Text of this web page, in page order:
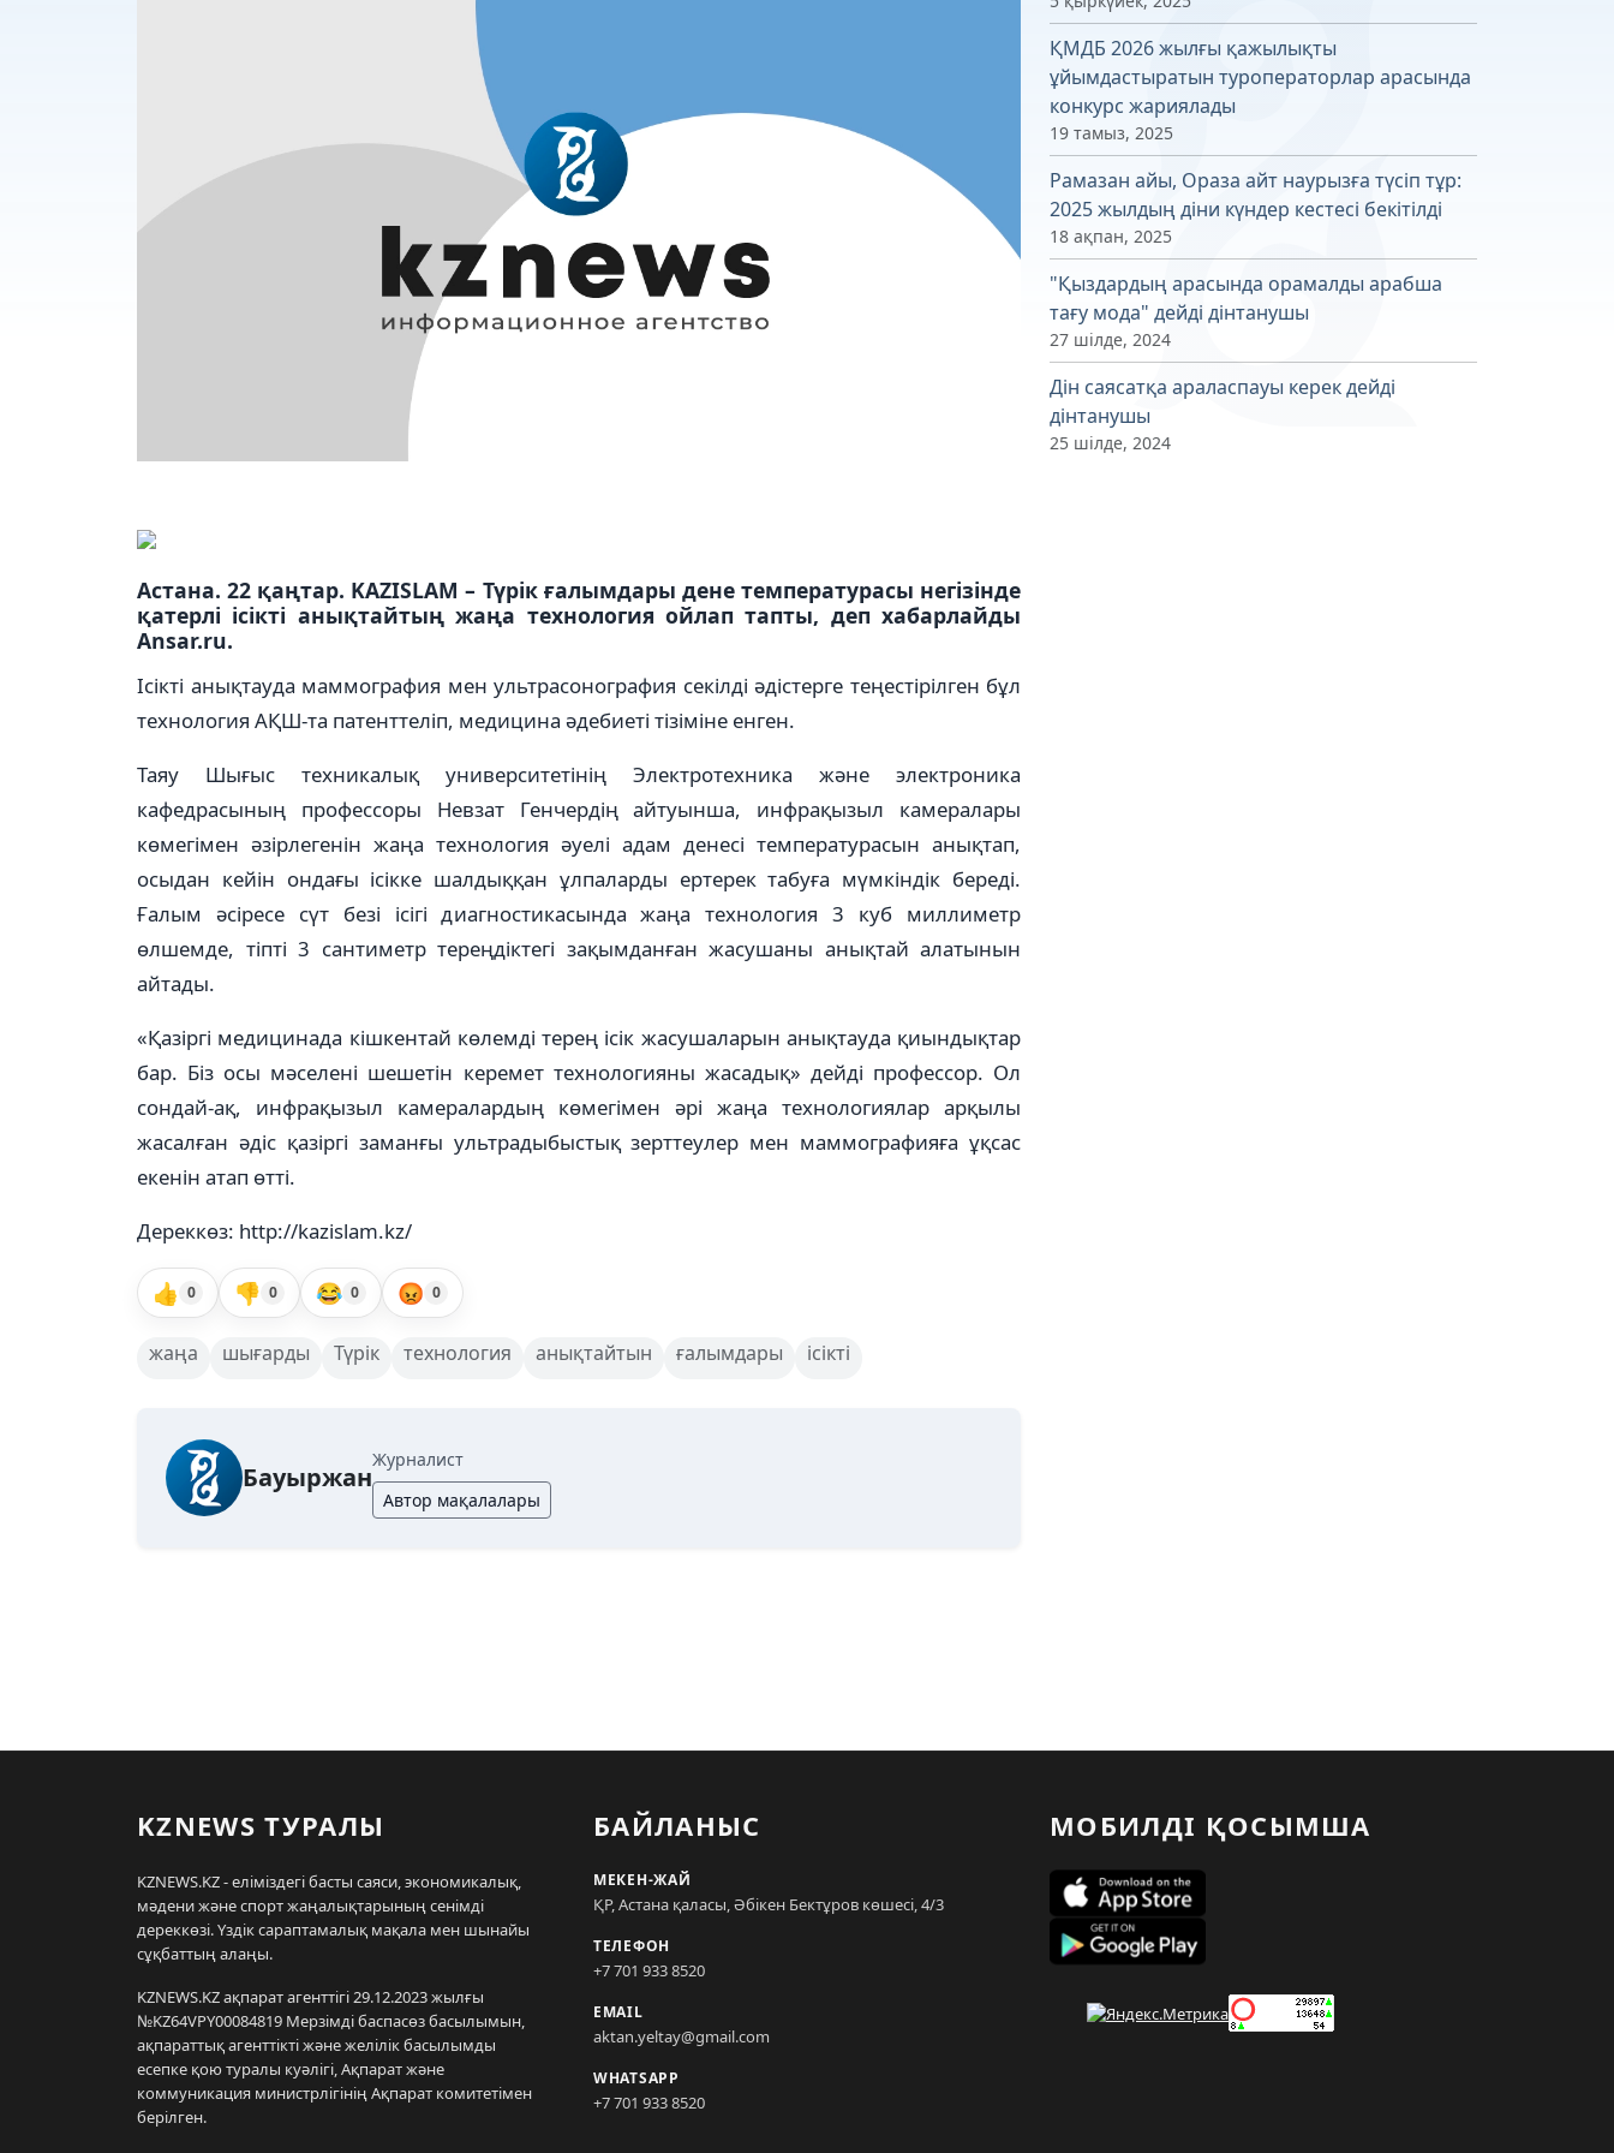
Астана. 22 қаңтар. KAZISLAM – Түрік ғалымдары дене температурасы негізінде
қатерлі ісікті анықтайтың жаңа технология ойлап тапты, деп хабарлайды
Ansar.ru.
Ісікті анықтауда маммография мен ультрасонография секілді әдістерге теңестірілген бұл
технология АҚШ-та патенттеліп, медицина әдебиеті тізіміне енген.
Таяу Шығыс техникалық университетінің Электротехника және электроника
кафедрасының профессоры Невзат Генчердің айтуынша, инфрақызыл камералары
көмегімен әзірлегенін жаңа технология әуелі адам денесі температурасын анықтап,
осыдан кейін ондағы ісікке шалдыққан ұлпаларды ертерек табуға мүмкіндік береді.
Ғалым әсіресе сүт безі ісігі диагностикасында жаңа технология 3 куб миллиметр
өлшемде, тіпті 3 сантиметр тереңдіктегі зақымданған жасушаны анықтай алатынын
айтады.
«Қазіргі медицинада кішкентай көлемді терең ісік жасушаларын анықтауда қиындықтар
бар. Біз осы мәселені шешетін керемет технологияны жасадық» дейді профессор. Ол
сондай-ақ, инфрақызыл камералардың көмегімен әрі жаңа технологиялар арқылы
жасалған әдіс қазіргі заманғы ультрадыбыстық зерттеулер мен маммографияға ұқсас
екенін атап өтті.
Дереккөз: http://kazislam.kz/
👍 0 👎 0 😂 0 😡 0
жаңа шығарды Түрік технология анықтайтын ғалымдары ісікті
Бауыржан
Журналист
Автор мақалалары
ҚМДБ 2026 жылғы қажылықты
ұйымдастыратын туроператорлар арасында
конкурс жариялады
19 тамыз, 2025
Рамазан айы, Ораза айт наурызға түсіп тұр:
2025 жылдың діни күндер кестесі бекітілді
18 ақпан, 2025
"Қыздардың арасында орамалды арабша
тағу мода" дейді дінтанушы
27 шілде, 2024
Дін саясатқа араласпауы керек дейді
дінтанушы
25 шілде, 2024
KZNEWS ТУРАЛЫ
KZNEWS.KZ - еліміздегі басты саяси, экономикалық,
мәдени және спорт жаңалықтарының сенімді
дереккөзі. Үздік сараптамалық мақала мен шынайы
сұқбаттың алаңы.
KZNEWS.KZ ақпарат агенттігі 29.12.2023 жылғы
№KZ64VPY00084819 Мерзімді баспасөз басылымын,
ақпараттық агенттікті және желілік басылымды
есепке қою туралы куәлігі, Ақпарат және
коммуникация министрлігінің Ақпарат комитетімен
берілген.
БАЙЛАНЫС
МЕКЕН-ЖАЙ
ҚР, Астана қаласы, Әбікен Бектұров көшесі, 4/3
ТЕЛЕФОН
+7 701 933 8520
EMAIL
aktan.yeltay@gmail.com
WHATSAPP
+7 701 933 8520
МОБИЛДІ ҚОСЫМША